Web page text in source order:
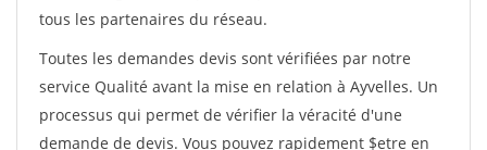
tous les partenaires du réseau.
Toutes les demandes devis sont vérifiées par notre
service Qualité avant la mise en relation à Ayvelles. Un
processus qui permet de vérifier la véracité d'une
demande de devis. Vous pouvez rapidement $etre en